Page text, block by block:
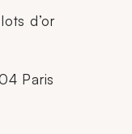
d’or
Paris